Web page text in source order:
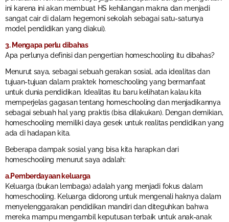
ini karena ini akan membuat HS kehilangan makna dan menjadi
sangat cair di dalam hegemoni sekolah sebagai satu-satunya
model pendidikan yang diakui).
3. Mengapa perlu dibahas
Apa perlunya definisi dan pengertian homeschooling itu dibahas?
Menurut saya, sebagai sebuah gerakan sosial, ada idealitas dan
tujuan-tujuan dalam praktek homeschooling yang bermanfaat
untuk dunia pendidikan. Idealitas itu baru kelihatan kalau kita
memperjelas gagasan tentang homeschooling dan menjadikannya
sebagai sebuah hal yang praktis (bisa dilakukan). Dengan demikian,
homeschooling memiliki daya gesek untuk realitas pendidikan yang
ada di hadapan kita.
Beberapa dampak sosial yang bisa kita harapkan dari
homeschooling menurut saya adalah:
a.Pemberdayaan keluarga
Keluarga (bukan lembaga) adalah yang menjadi fokus dalam
homeschooling. Keluarga didorong untuk mengenali haknya dalam
menyelenggarakan pendidikan mandiri dan diteguhkan bahwa
mereka mampu mengambil keputusan terbaik untuk anak-anak